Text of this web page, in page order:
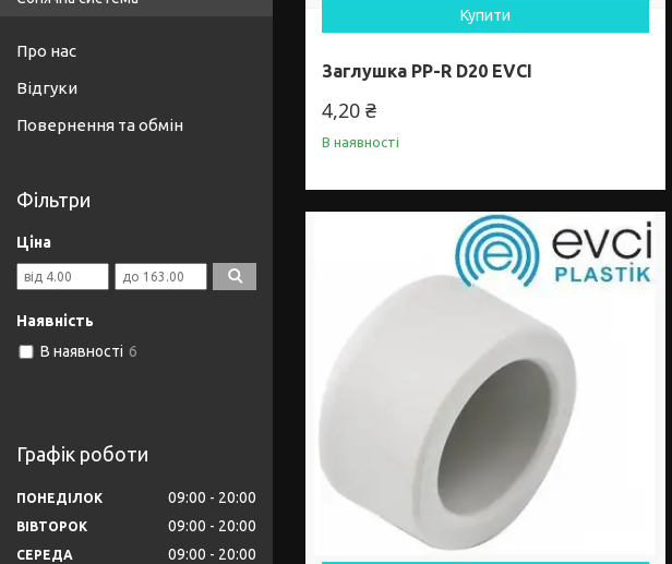
Купити
Заглушка PP-R D20 EVCI
4,20 ₴
В наявності
Про нас
Відгуки
Повернення та обмін
Фільтри
Ціна
Наявність
В наявності 6
Графік роботи
ПОНЕДІЛОК 09:00 20:00
ВІВТОРОК 09:00 20:00
СЕРЕДА 09:00 20:00